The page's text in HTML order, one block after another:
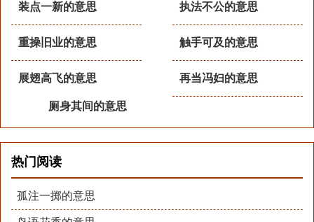
执法不公的意思
装点一新的意思
触手可及的意思
重操旧业的意思
再当冯妇的意思
展翅高飞的意思
厕身其间的意思
热门阅读
孤注一掷的意思